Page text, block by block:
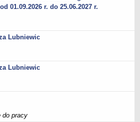
01.09.2026 r. do 25.06.2027 r.
Lubniewic
Lubniewic
do pracy